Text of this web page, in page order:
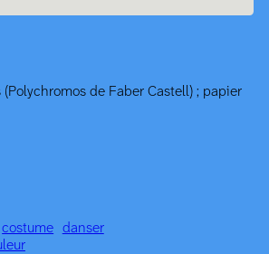
de Faber Castell) ; papier
costume danser